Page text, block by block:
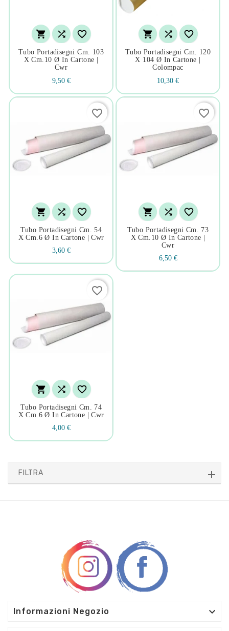
  
Tubo Portadisegni Cm. 103
X Cm.10 Ø In Cartone |
Cwr
9,50 €
  
Tubo Portadisegni Cm. 120
X 104 Ø In Cartone |
Colompac
10,30 €
  
Tubo Portadisegni Cm. 54
X Cm.6 Ø In Cartone | Cwr
3,60 €
favorite_border
  
Tubo Portadisegni Cm. 73
X Cm.10 Ø In Cartone |
Cwr
6,50 €
favorite_border
  
Tubo Portadisegni Cm. 74
X Cm.6 Ø In Cartone | Cwr
4,00 €
favorite_border
FILTRA
Informazioni Negozio 